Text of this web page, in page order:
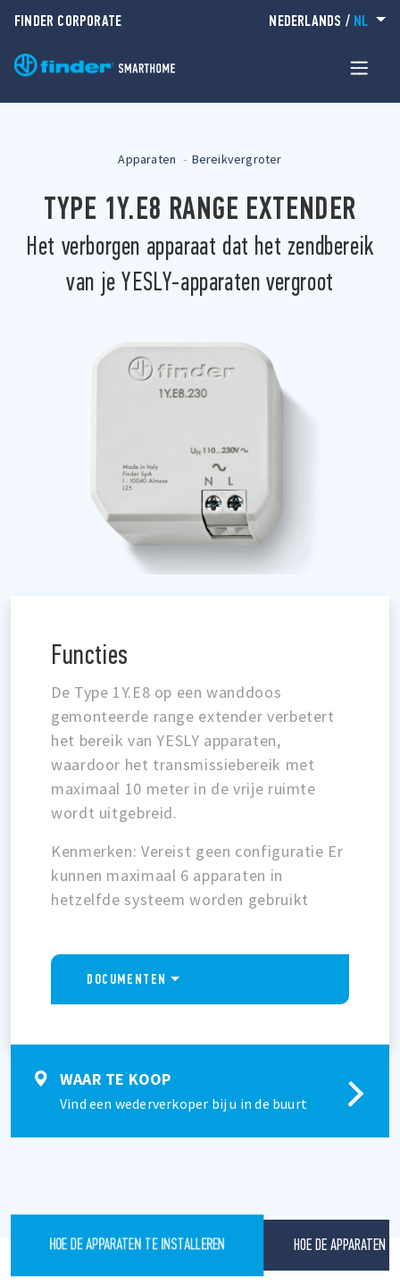
FINDER CORPORATE NEDERLANDS / NL
Apparaten Bereikvergroter
TYPE 1Y.E8 RANGE EXTENDER
Het verborgen apparaat dat het zendbereik
van je YESLY-apparaten vergroot
Functies
De Type 1Y.E8 op een wanddoos
gemonteerde range extender verbetert
het bereik van YESLY apparaten,
waardoor het transmissiebereik met
maximaal 10 meter in de vrije ruimte
wordt uitgebreid.
Kenmerken: Vereist geen configuratie Er
kunnen maximaal 6 apparaten in
hetzelfde systeem worden gebruikt
DOCUMENTEN
WAAR TE KOOP
Vind een wederverkoper bij u in de buurt
HOE DE APPARATEN TE INSTALLEREN HOE DE APPARATEN